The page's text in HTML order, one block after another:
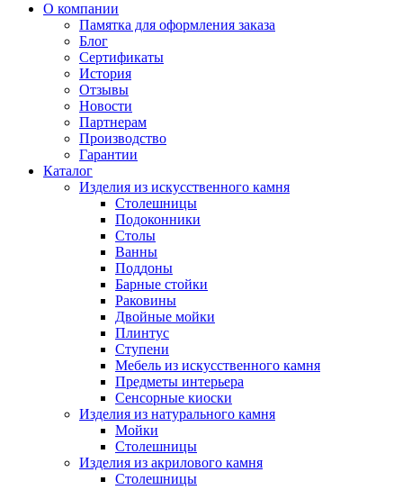
О компании
Памятка для оформления заказа
Блог
Сертификаты
История
Отзывы
Новости
Партнерам
Производство
Гарантии
Каталог
Изделия из искусственного камня
Столешницы
Подоконники
Столы
Ванны
Поддоны
Барные стойки
Раковины
Двойные мойки
Плинтус
Ступени
Мебель из искусственного камня
Предметы интерьера
Сенсорные киоски
Изделия из натурального камня
Мойки
Столешницы
Изделия из акрилового камня
Столешницы